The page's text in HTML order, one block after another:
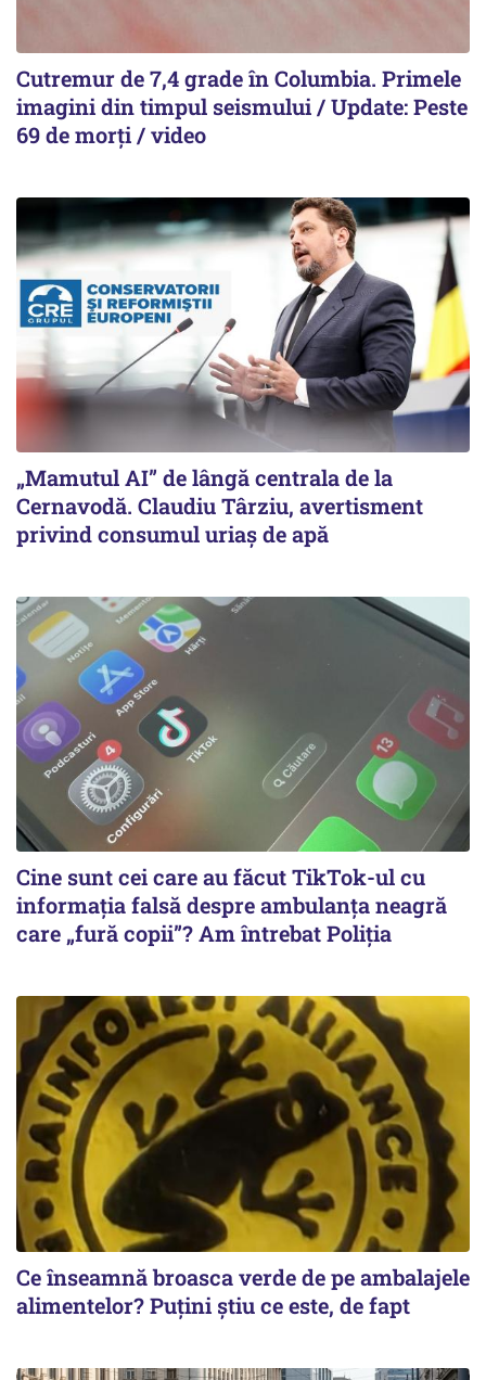
Cutremur de 7,4 grade în Columbia. Primele
imagini din timpul seismului / Update: Peste
69 de morți / video
„Mamutul AI” de lângă centrala de la
Cernavodă. Claudiu Târziu, avertisment
privind consumul uriaș de apă
Cine sunt cei care au făcut TikTok-ul cu
informația falsă despre ambulanța neagră
care „fură copii”? Am întrebat Poliția
Ce înseamnă broasca verde de pe ambalajele
alimentelor? Puțini știu ce este, de fapt